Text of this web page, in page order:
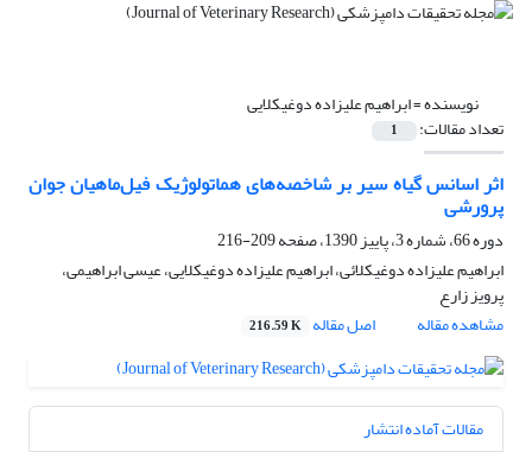
نویسنده =ابراهیم علیزاده دوغیکلایی
تعداد مقالات: 1
اثر اسانس گیاه سیر بر شاخصه‌های هماتولوژیک فیل‌ماهیان جوان
پرورشی
دوره 66، شماره 3، پاییز 1390، صفحه
209-216
ابراهیم علیزاده دوغیکلائی، ابراهیم علیزاده دوغیکلایی، عیسی ابراهیمی،
پرویز زارع
مشاهده مقاله
اصل مقاله 216.59 K
مقالات آماده انتشار